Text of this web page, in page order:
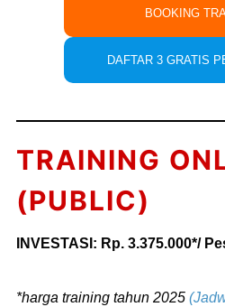
BOOKING
DAFTAR 3 GRATIS
TRAINING
(PUBLIC)
INVESTASI: Rp. 3.375.000*/
*harga training tahun 2025